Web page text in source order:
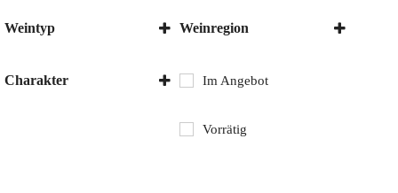
Weintyp Weinregion
Charakter Im Angebot
Vorrätig